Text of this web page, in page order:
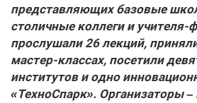
представляющих базовые
столичные коллеги и учителя-
прослушали 26 лекций,
мастер-классах, посетили
институтов и одно
«ТехноСпарк». Организаторы